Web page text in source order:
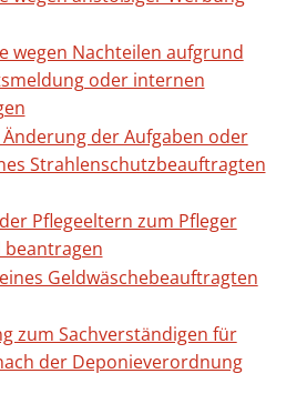
wegen Nachteilen aufgrund
oder internen
der Aufgaben oder
Strahlenschutzbeauftragten
Pflegeeltern zum Pfleger
Geldwäschebeauftragten
zum Sachverständigen für
der Deponieverordnung